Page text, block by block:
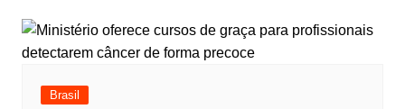
Brasil